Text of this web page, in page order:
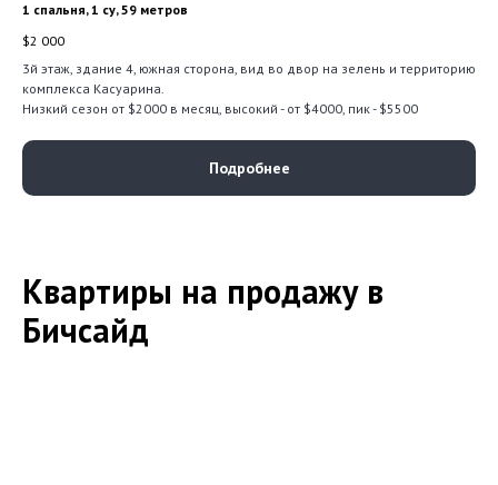
1 спальня, 1 су, 59 метров
$2 000
3й этаж, здание 4, южная сторона, вид во двор на зелень и территорию
комплекса Касуарина.
Низкий сезон от $2000 в месяц, высокий - от $4000, пик - $5500
Подробнее
Квартиры на продажу в
Бичсайд